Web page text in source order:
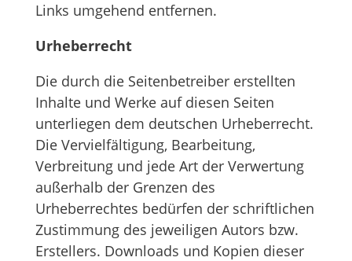
Links umgehend entfernen.
Urheberrecht
Die durch die Seitenbetreiber erstellten
Inhalte und Werke auf diesen Seiten
unterliegen dem deutschen Urheberrecht.
Die Vervielfältigung, Bearbeitung,
Verbreitung und jede Art der Verwertung
außerhalb der Grenzen des
Urheberrechtes bedürfen der schriftlichen
Zustimmung des jeweiligen Autors bzw.
Erstellers. Downloads und Kopien dieser